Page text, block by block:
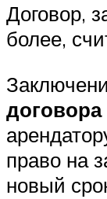
Договор,
более,
право на
новый